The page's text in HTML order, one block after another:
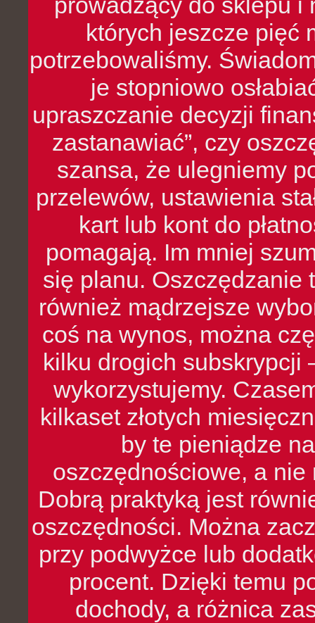
których jeszcze pięć
potrzebowaliśmy.
je stopniowo
upraszczanie decyzji
zastanawiać”, czy
szansa, że ulegniemy
przelewów, ustawienia
kart lub kont do
pomagają. Im mniej
się planu. Oszczędzanie
również mądrzejsze
coś na wynos, można
kilku drogich subskrypcji
wykorzystujemy.
kilkaset złotych
by te pieniądze
oszczędnościowe, a nie
Dobrą praktyką jest
oszczędności. Można
przy podwyżce lub
procent. Dzięki temu
dochody, a różnica